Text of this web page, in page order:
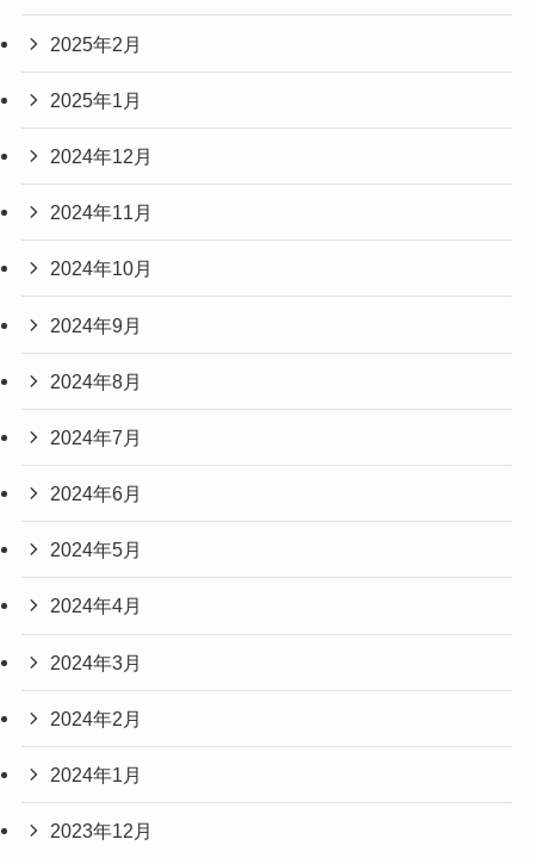
2025年2月
2025年1月
2024年12月
2024年11月
2024年10月
2024年9月
2024年8月
2024年7月
2024年6月
2024年5月
2024年4月
2024年3月
2024年2月
2024年1月
2023年12月